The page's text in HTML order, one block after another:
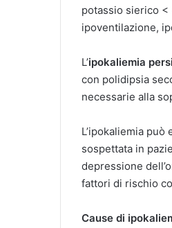
potassio sierico <
ipoventilazione,
L’ipokaliemia
con polidipsia
necessarie alla
L’ipokaliemia
sospettata in
depressione
fattori di rischio
Cause di